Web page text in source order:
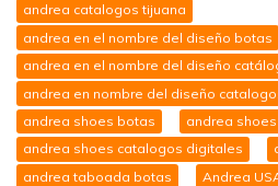
andrea catalogos tijuana
andrea en el nombre del diseño botas
andrea en el nombre del diseño
andrea en nombre del diseño
andrea shoes botas
andrea
andrea shoes catalogos digitales
andrea taboada botas
Andrea